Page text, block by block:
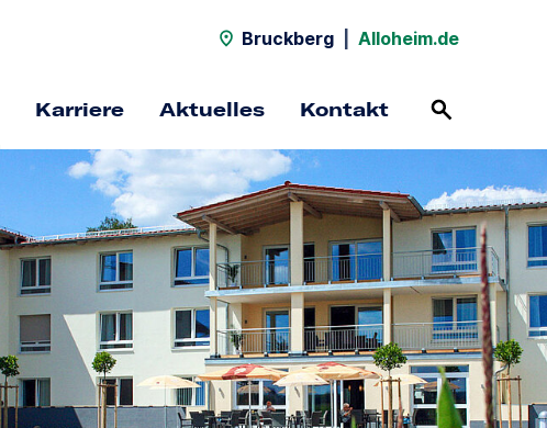
Bruckberg Alloheim.de
Karriere Aktuelles Kontakt